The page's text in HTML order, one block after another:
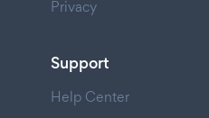
Privacy
Support
Help Center